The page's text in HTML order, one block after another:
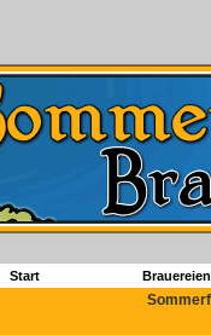
Start Brauereien